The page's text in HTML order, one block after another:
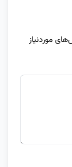
موردنیاز